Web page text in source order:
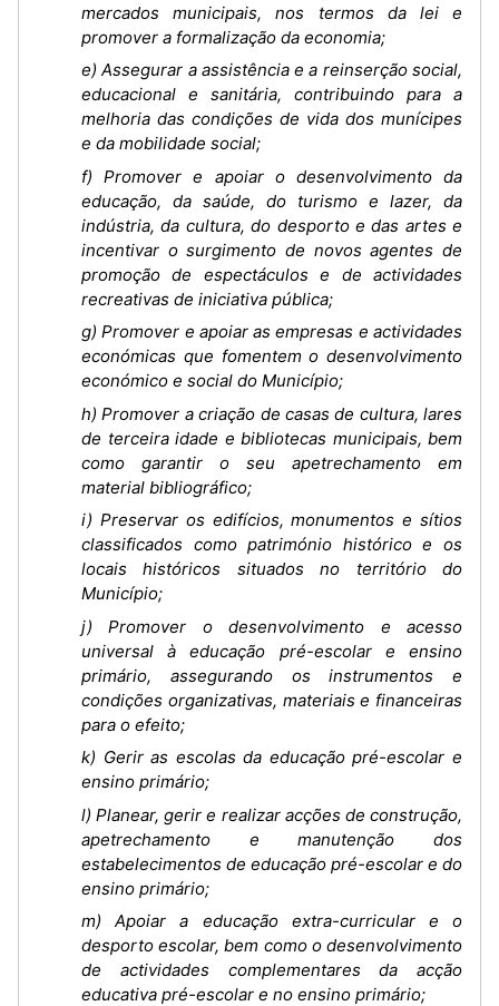
mercados municipais, nos termos da lei e
promover a formalização da economia;
e) Assegurar a assistência e a reinserção social,
educacional e sanitária, contribuindo para a
melhoria das condições de vida dos munícipes
e da mobilidade social;
f) Promover e apoiar o desenvolvimento da
educação, da saúde, do turismo e lazer, da
indústria, da cultura, do desporto e das artes e
incentivar o surgimento de novos agentes de
promoção de espectáculos e de actividades
recreativas de iniciativa pública;
g) Promover e apoiar as empresas e actividades
económicas que fomentem o desenvolvimento
económico e social do Município;
h) Promover a criação de casas de cultura, lares
de terceira idade e bibliotecas municipais, bem
como garantir o seu apetrechamento em
material bibliográfico;
i) Preservar os edifícios, monumentos e sítios
classificados como património histórico e os
locais históricos situados no território do
Município;
j) Promover o desenvolvimento e acesso
universal à educação pré-escolar e ensino
primário, assegurando os instrumentos e
condições organizativas, materiais e financeiras
para o efeito;
k) Gerir as escolas da educação pré-escolar e
ensino primário;
l) Planear, gerir e realizar acções de construção,
apetrechamento e manutenção dos
estabelecimentos de educação pré-escolar e do
ensino primário;
m) Apoiar a educação extra-curricular e o
desporto escolar, bem como o desenvolvimento
de actividades complementares da acção
educativa pré-escolar e no ensino primário;